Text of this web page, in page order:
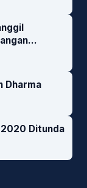
Dharma
Ditunda